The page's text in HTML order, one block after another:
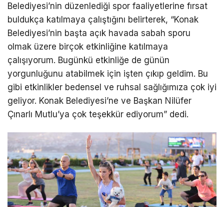
Belediyesi’nin düzenlediği spor faaliyetlerine fırsat
buldukça katılmaya çalıştığını belirterek, “Konak
Belediyesi’nin başta açık havada sabah sporu
olmak üzere birçok etkinliğine katılmaya
çalışıyorum. Bugünkü etkinliğe de günün
yorgunluğunu atabilmek için işten çıkıp geldim. Bu
gibi etkinlikler bedensel ve ruhsal sağlığımıza çok iyi
geliyor. Konak Belediyesi’ne ve Başkan Nilüfer
Çınarlı Mutlu’ya çok teşekkür ediyorum” dedi.